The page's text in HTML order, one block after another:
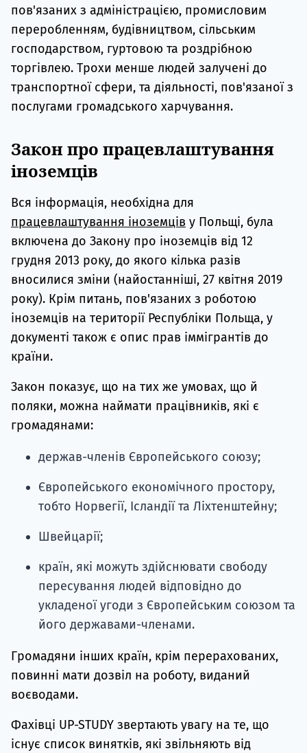
пов'язаних з адміністрацією, промисловим
переробленням, будівництвом, сільським
господарством, гуртовою та роздрібною
торгівлею. Трохи менше людей залучені до
транспортної сфери, та діяльності, пов'язаної з
послугами громадського харчування.
Закон про працевлаштування
іноземців
Вся інформація, необхідна для
працевлаштування іноземців у Польщі, була
включена до Закону про іноземців від 12
грудня 2013 року, до якого кілька разів
вносилися зміни (найостанніші, 27 квітня 2019
року). Крім питань, пов'язаних з роботою
іноземців на території Республіки Польща, у
документі також є опис прав іммігрантів до
країни.
Закон показує, що на тих же умовах, що й
поляки, можна наймати працівників, які є
громадянами:
держав-членів Європейського союзу;
Європейського економічного простору,
тобто Норвегії, Ісландії та Ліхтенштейну;
Швейцарії;
країн, які можуть здійснювати свободу
пересування людей відповідно до
укладеної угоди з Європейським союзом та
його державами-членами.
Громадяни інших країн, крім перерахованих,
повинні мати дозвіл на роботу, виданий
воєводами.
Фахівці UP-STUDY звертають увагу на те, що
існує список винятків, які звільняють від